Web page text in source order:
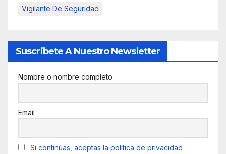
Vigilante De Seguridad
Suscribete A Nuestro Newsletter
Nombre o nombre completo
Email
Si continúas, aceptas la política de privacidad